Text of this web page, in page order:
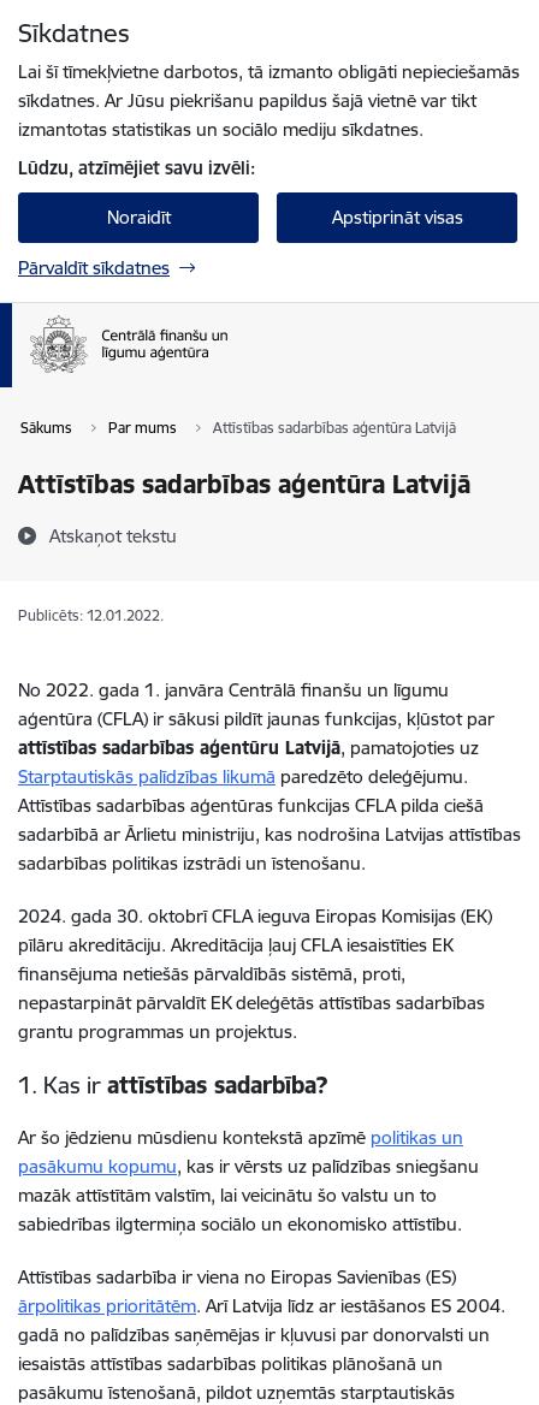
Sīkdatnes
Lai šī tīmekļvietne darbotos, tā izmanto obligāti nepieciešamās
sīkdatnes. Ar Jūsu piekrišanu papildus šajā vietnē var tikt
izmantotas statistikas un sociālo mediju sīkdatnes.
Lūdzu, atzīmējiet savu izvēli:
Noraidīt Apstiprināt visas
Pārvaldīt sīkdatnes
Sākums Par mums Attīstības sadarbības aģentūra Latvijā
Attīstības sadarbības aģentūra Latvijā
Atskaņot tekstu
Publicēts: 12.01.2022.
No 2022. gada 1. janvāra Centrālā finanšu un līgumu
aģentūra (CFLA) ir sākusi pildīt jaunas funkcijas, kļūstot par
attīstības sadarbības aģentūru Latvijā, pamatojoties uz
Starptautiskās palīdzības likumā paredzēto deleģējumu.
Attīstības sadarbības aģentūras funkcijas CFLA pilda ciešā
sadarbībā ar Ārlietu ministriju, kas nodrošina Latvijas attīstības
sadarbības politikas izstrādi un īstenošanu.
2024. gada 30. oktobrī CFLA ieguva Eiropas Komisijas (EK)
pīlāru akreditāciju. Akreditācija ļauj CFLA iesaistīties EK
finansējuma netiešās pārvaldībās sistēmā, proti,
nepastarpināt pārvaldīt EK deleģētās attīstības sadarbības
grantu programmas un projektus.
1. Kas ir attīstības sadarbība?
Ar šo jēdzienu mūsdienu kontekstā apzīmē politikas un
pasākumu kopumu, kas ir vērsts uz palīdzības sniegšanu
mazāk attīstītām valstīm, lai veicinātu šo valstu un to
sabiedrības ilgtermiņa sociālo un ekonomisko attīstību.
Attīstības sadarbība ir viena no Eiropas Savienības (ES)
ārpolitikas prioritātēm. Arī Latvija līdz ar iestāšanos ES 2004.
gadā no palīdzības saņēmējas ir kļuvusi par donorvalsti un
iesaistās attīstības sadarbības politikas plānošanā un
pasākumu īstenošanā, pildot uzņemtās starptautiskās